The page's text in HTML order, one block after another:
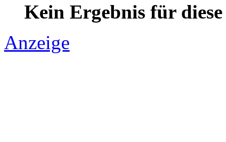
Kein Ergebnis für
Anzeige